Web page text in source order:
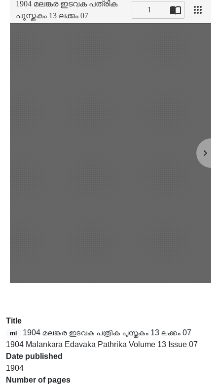
Title
ml
1904 മലങ്കര ഇടവക പത്രിക പുസ്തകം 13 ലക്കം 07
1904 Malankara Edavaka Pathrika Volume 13 Issue 07
Date published
1904
Number of pages